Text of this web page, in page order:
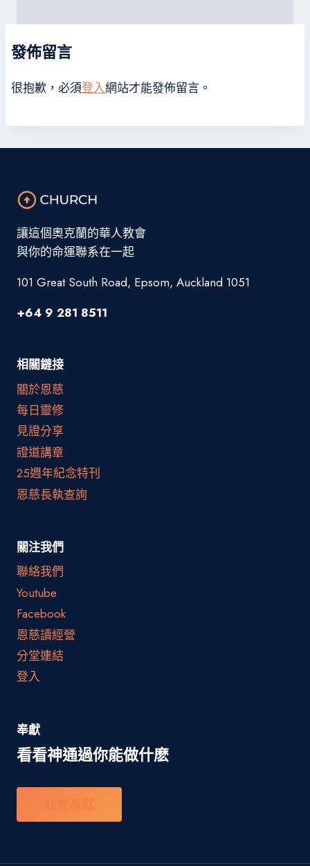
發佈留言
很抱歉，必須登入網站才能發佈留言。
讓這個奧克蘭的華人教會
與你的命運聯系在一起
101 Great South Road, Epsom, Auckland 1051
+64 9 281 8511
相關鏈接
關於恩慈
每日靈修
見證分享
證道講章
25週年紀念特刊
恩慈長執查詢
關注我們
聯絡我們
Youtube
Facebook
恩慈讀經營
分堂連結
登入
奉獻
看看神通過你能做什麽